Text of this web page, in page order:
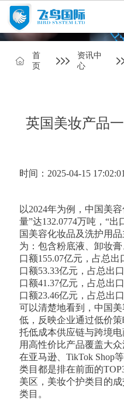
首
页
资讯中
心
英国美妆产品
时间：2025-04-15 17:02:01
以2024年为例，中国美
量”达132.0774万吨，“出
国美容化妆品及洗护用
为：包含粉底液、卸妆
口额155.07亿元，占总出
口额53.33亿元，占总出
口额41.37亿元，占总出
口额23.46亿元，占总出
可以清楚地看到，‌中国
低，反映企业通过低价
托‌低成本供应链‌与‌跨境
用高性价比产品覆盖大众
在亚马逊、TikTok Shop
类目都是排在前面的
美区，美妆个护类目的
类目。